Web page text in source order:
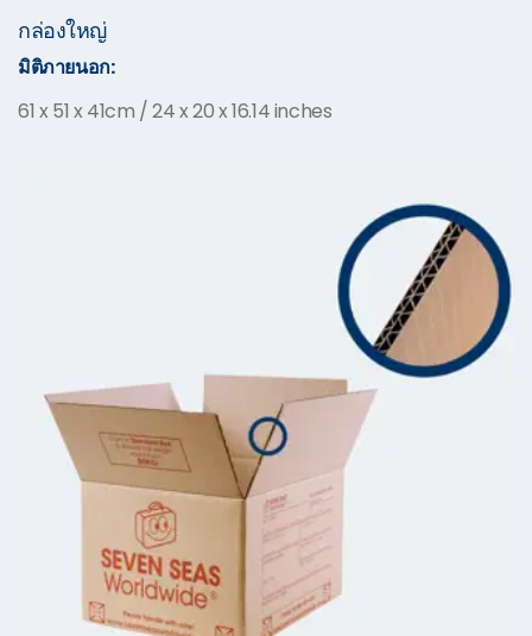
กล่องใหญ่
มิติภายนอก:
61 x 51 x 41cm / 24 x 20 x 16.14 inches